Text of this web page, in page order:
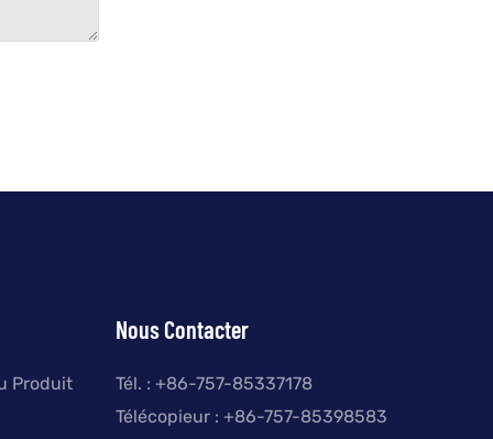
Produit
Nous Contacter
Tél. : +86-757-85337178
Télécopieur : +86-757-85398583